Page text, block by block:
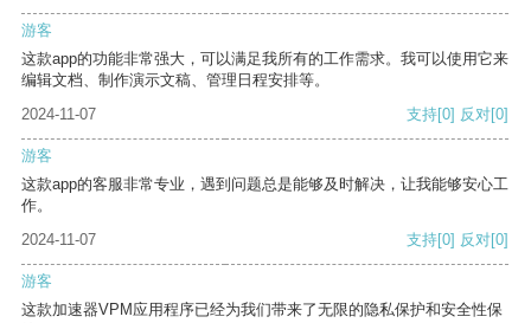
游客
这款app的功能非常强大，可以满足我所有的工作需求。我可以使用它来
编辑文档、制作演示文稿、管理日程安排等。
2024-11-07
支持[0] 反对[0]
游客
这款app的客服非常专业，遇到问题总是能够及时解决，让我能够安心工
作。
2024-11-07
支持[0] 反对[0]
游客
这款加速器VPM应用程序已经为我们带来了无限的隐私保护和安全性保